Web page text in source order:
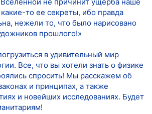
то ее секреты, ибо правда
нежели то, что было нарисовано
прошлого!»
в удивительный мир
Все, что вы хотели знать о физике
спросить! Мы расскажем об
и принципах, а также
и новейших исследованиях. Будет